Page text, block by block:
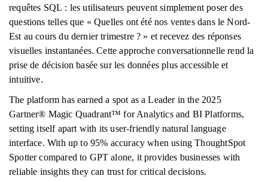
requêtes SQL : les utilisateurs peuvent simplement poser des
questions telles que « Quelles ont été nos ventes dans le Nord-
Est au cours du dernier trimestre ? » et recevez des réponses
visuelles instantanées. Cette approche conversationnelle rend la
prise de décision basée sur les données plus accessible et
intuitive.
The platform has earned a spot as a Leader in the 2025
Gartner® Magic Quadrant™ for Analytics and BI Platforms,
setting itself apart with its user-friendly natural language
interface. With up to 95% accuracy when using ThoughtSpot
Spotter compared to GPT alone, it provides businesses with
reliable insights they can trust for critical decisions.